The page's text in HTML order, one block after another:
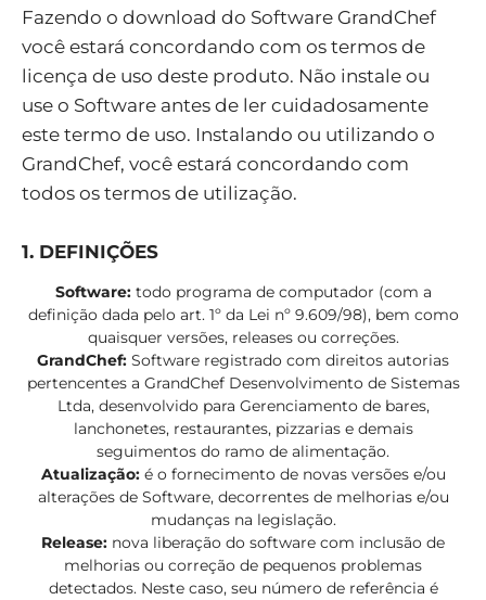
Fazendo o download do Software GrandChef
você estará concordando com os termos de
licença de uso deste produto. Não instale ou
use o Software antes de ler cuidadosamente
este termo de uso. Instalando ou utilizando o
GrandChef, você estará concordando com
todos os termos de utilização.
1. DEFINIÇÕES
Software: todo programa de computador (com a
definição dada pelo art. 1º da Lei nº 9.609/98), bem como
quaisquer versões, releases ou correções.
GrandChef: Software registrado com direitos autorias
pertencentes a GrandChef Desenvolvimento de Sistemas
Ltda, desenvolvido para Gerenciamento de bares,
lanchonetes, restaurantes, pizzarias e demais
seguimentos do ramo de alimentação.
Atualização: é o fornecimento de novas versões e/ou
alterações de Software, decorrentes de melhorias e/ou
mudanças na legislação.
Release: nova liberação do software com inclusão de
melhorias ou correção de pequenos problemas
detectados. Neste caso, seu número de referência é